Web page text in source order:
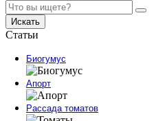
Искать
Статьи
Биогумус
Апорт
Рассада томатов